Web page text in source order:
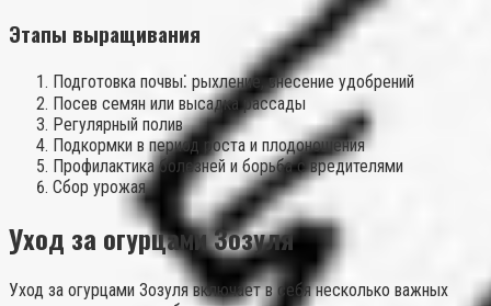
Этапы выращивания
Подготовка почвы⁚ рыхление, внесение удобрений
Посев семян или высадка рассады
Регулярный полив
Подкормки в период роста и плодоношения
Профилактика болезней и борьба с вредителями
Сбор урожая
Уход за огурцами Зозуля
Уход за огурцами Зозуля включает в себя несколько важных